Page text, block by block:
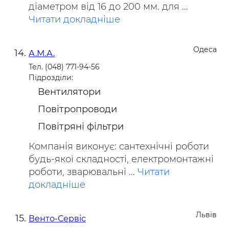
діаметром від 16 до 200 мм. для ...
Читати докладніше
Одеса
А.М.А.
Тел. (048) 771-94-56
Підрозділи:
Вентилятори
Повітропроводи
Повітряні фільтри
Компанія виконує: сантехнічні роботи
будь-якої складності, електромонтажні
роботи, зварювальні ... Читати
докладніше
Львів
Венто-Сервіс